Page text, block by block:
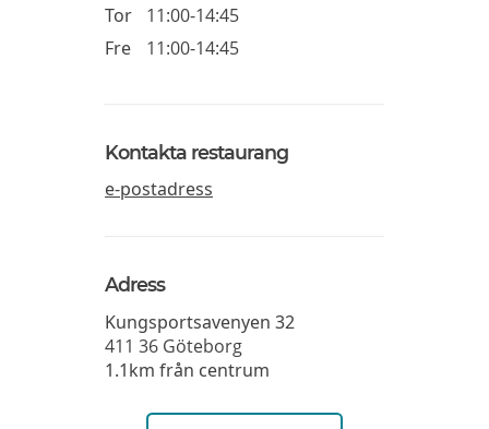
Tor
11:00-14:45
Fre
11:00-14:45
Kontakta restaurang
e-postadress
Adress
Kungsportsavenyen 32
411 36 Göteborg
1.1km från centrum